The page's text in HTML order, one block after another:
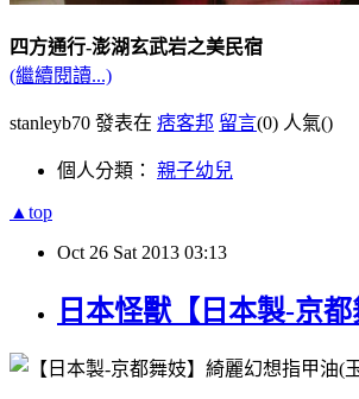
四方通行-澎湖玄武岩之美民宿
(繼續閱讀...)
stanleyb70 發表在 痞客邦 留言(0) 人氣()
個人分類： 親子幼兒
▲top
Oct 26 Sat 2013 03:13
日本怪獸【日本製-京